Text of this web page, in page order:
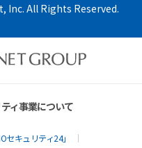
Inc. All Rights Reserved.
ィ事業について
キュリティ24」